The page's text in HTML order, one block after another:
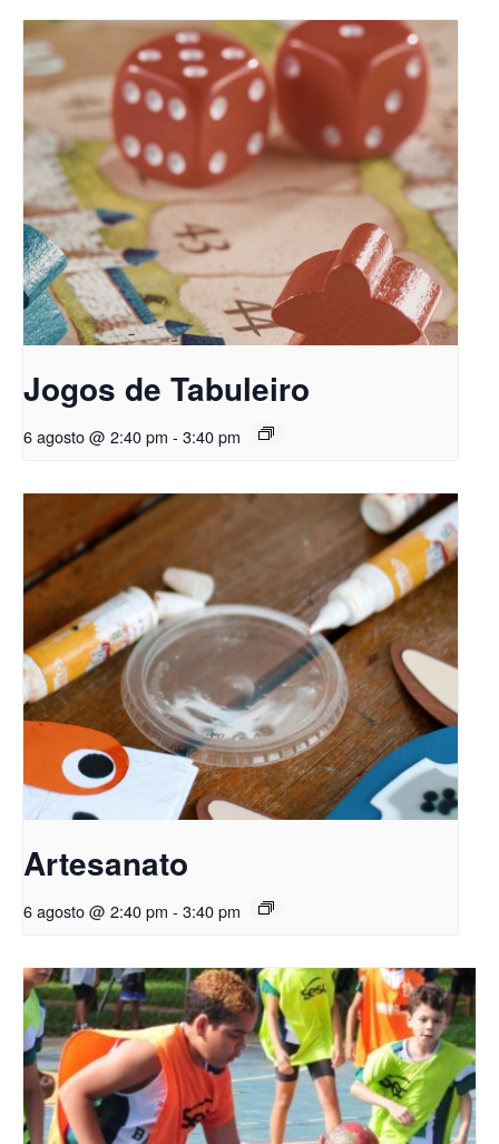
Jogos de Tabuleiro
6 agosto @ 2:40 pm - 3:40 pm
Artesanato
6 agosto @ 2:40 pm - 3:40 pm